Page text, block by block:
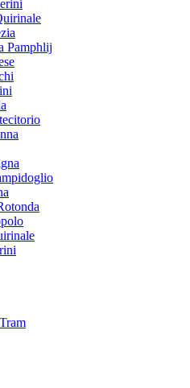
Pamphlij